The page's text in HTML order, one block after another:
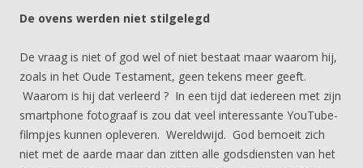
De ovens werden niet stilgelegd
De vraag is niet of god wel of niet bestaat maar waarom hij,
zoals in het Oude Testament, geen tekens meer geeft.
Waarom is hij dat verleerd ? In een tijd dat iedereen met zijn
smartphone fotograaf is zou dat veel interessante YouTube-
filmpjes kunnen opleveren. Wereldwijd. God bemoeit zich
niet met de aarde maar dan zitten alle godsdiensten van het